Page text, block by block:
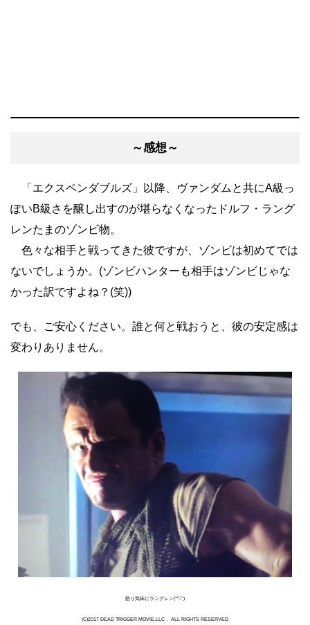
～感想～
「エクスペンダブルズ」以降、ヴァンダムと共にA級っ
ぽいB級さを醸し出すのが堪らなくなったドルフ・ラング
レンたまのゾンビ物。
色々な相手と戦ってきた彼ですが、ゾンビは初めてでは
ないでしょうか。(ゾンビハンターも相手はゾンビじゃな
かった訳ですよね？(笑))
でも、ご安心ください。誰と何と戦おうと、彼の安定感は
変わりありません。
怒り気味にラングレン(*'▽')
(C)2017 DEAD TRIGGER MOVIE,LLC． ALL RIGHTS RESERVED